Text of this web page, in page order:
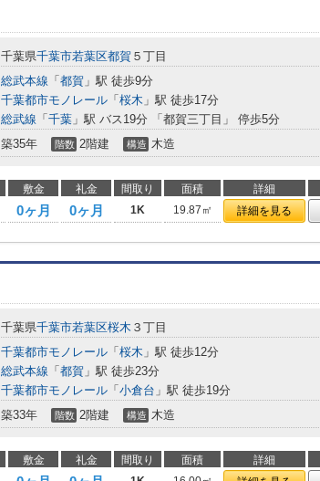
千葉県千葉市若葉区都賀 ５丁目
総武本線 「 都賀 」駅 徒歩9分
千葉都市モノレール 「 桜木 」駅 徒歩17分
総武線 「 千葉 」駅 バス19分 「都賀三丁目」 停歩5分
築35年 階数 2階建 構造 木造
敷金 礼金 間取り 面積 詳細
0ヶ月 0ヶ月 1K 19.87㎡ 詳細を見る
千葉県千葉市若葉区桜木 ３丁目
千葉都市モノレール 「 桜木 」駅 徒歩12分
総武本線 「 都賀 」駅 徒歩23分
千葉都市モノレール 「 小倉台 」駅 徒歩19分
築33年 階数 2階建 構造 木造
敷金 礼金 間取り 面積 詳細